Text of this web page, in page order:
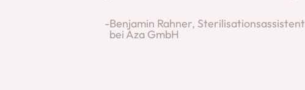
-Benjamin Rahner, Sterilisationsassistent
bei Aza GmbH